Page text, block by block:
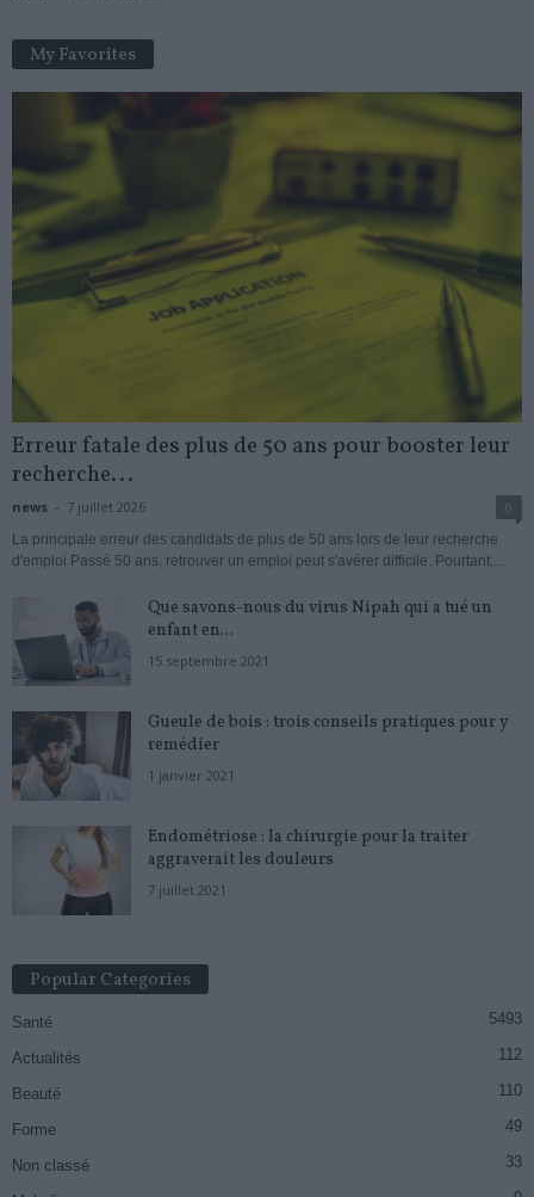
My Favorites
Erreur fatale des plus de 50 ans pour booster leur
recherche...
news - 7 juillet 2026 0
La principale erreur des candidats de plus de 50 ans lors de leur recherche
d'emploi Passé 50 ans, retrouver un emploi peut s'avérer difficile. Pourtant,...
Que savons-nous du virus Nipah qui a tué un
enfant en...
15 septembre 2021
Gueule de bois : trois conseils pratiques pour y
remédier
1 janvier 2021
Endométriose : la chirurgie pour la traiter
aggraverait les douleurs
7 juillet 2021
Popular Categories
Santé 5493
Actualités 112
Beauté 110
Forme 49
Non classé 33